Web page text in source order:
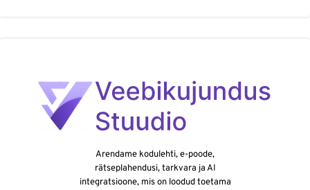
Arendame kodulehti, e-poode,
rätseplahendusi, tarkvara ja AI
integratsioone, mis on loodud toetama